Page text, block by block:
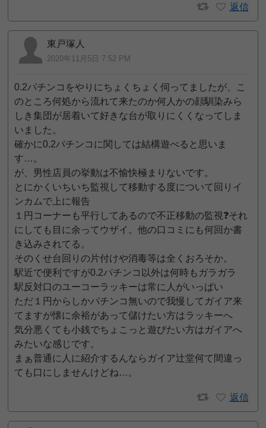
返信
東戸塚人
2020年11月5日 7:52 PM
0.2パチンコをやりにちょくちょく伺ってましたが、こ
のところ何処から流れて来たのか何人かの顔馴染みら
しき集団が居着いて好きな台が取りにくくなってしま
いました。
確かに0.2パチンコに関しては結構遊べると思いま
す…。
が、男性店員の挙動は不愉快極まりないです。
とにかくいちいち監視して移動する度について回りイ
ンカムで上に報告
１円コーナーも平行してあるので不正移動の監視❓️それ
にしても目に余ってウザイ。他の口コミにも何回か書
き込みされてる。
そのくせ台回りの片付けや消毒等は全くおろそか。
駅近で便利ですが0.2パチンコ以外は何時もガラガラ
駅反対口のユーコーラッキーは常に人がいっぱい
ただ１円からしかパチンコ無いので我慢してガイア来
てますが懐に余裕があって儲けたい方はラッキーへ
気分悪くても小銭でちょこっと遊びたい方はガイアへ
みたいな感じです。
まぁ普通に人に紹介するんならガイア辻堂何て間違っ
ても口にしませんけどね…。
返信